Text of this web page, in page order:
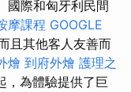
國際和匈牙利民間
摩課程 GOOGLE
且其他客人友善而
燴 到府外燴 護理之
，為體驗提供了巨